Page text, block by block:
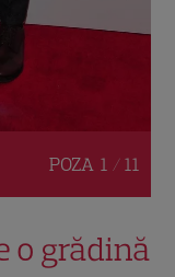
POZA 1 / 11
o grădină